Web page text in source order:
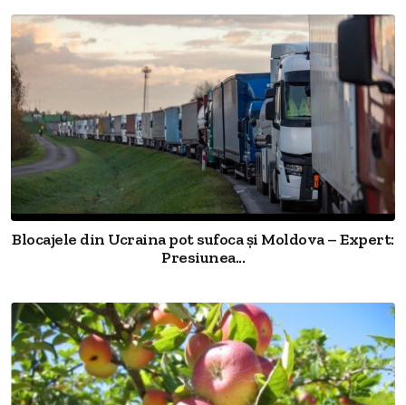
Blocajele din Ucraina pot sufoca și Moldova – Expert:
Presiunea...